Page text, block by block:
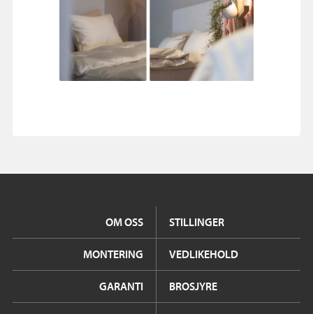
OM OSS STILLINGER
MONTERING VEDLIKEHOLD
GARANTI BROSJYRE